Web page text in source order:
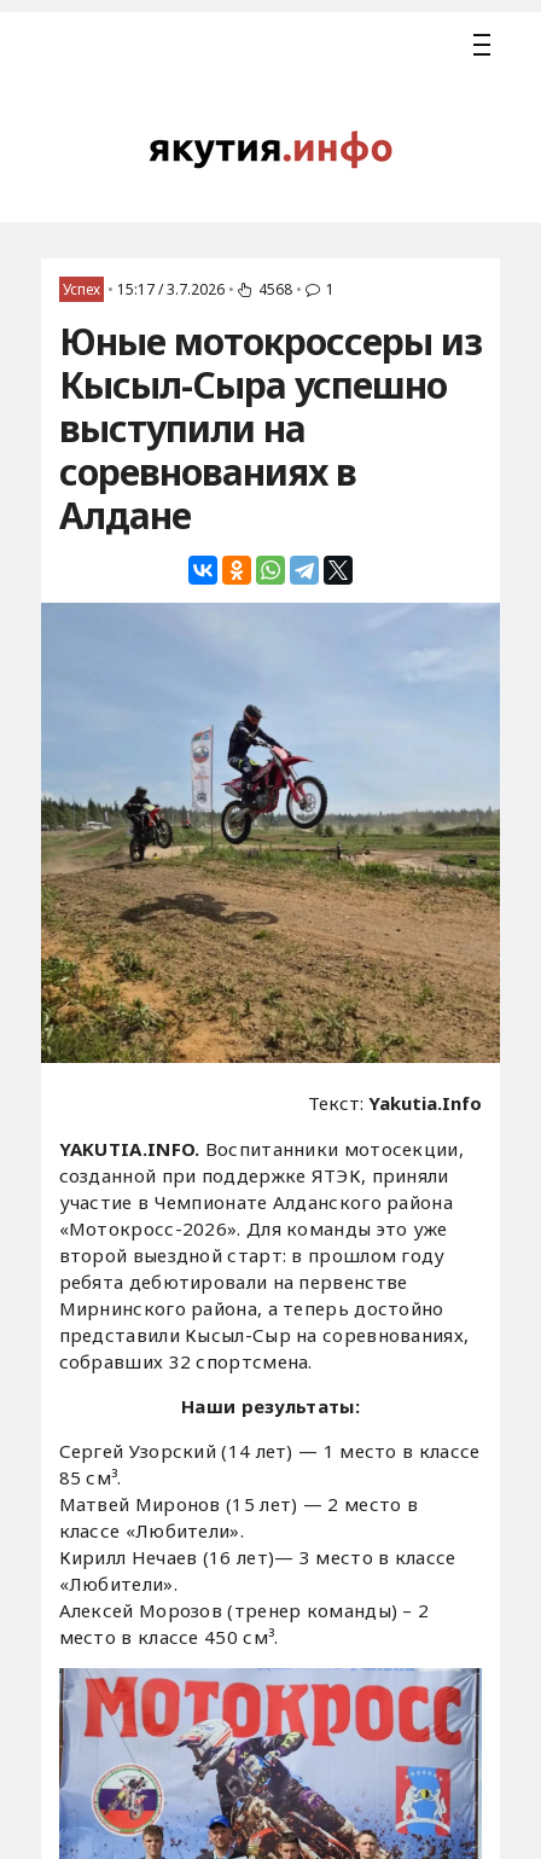
Успех • 15:17 / 3.7.2026 • 4568 • 1
Юные мотокроссеры из
Кысыл-Сыра успешно
выступили на
соревнованиях в
Алдане
Текст:Yakutia.Info
YAKUTIA.INFO. Воспитанники мотосекции,
созданной при поддержке ЯТЭК, приняли
участие в Чемпионате Алданского района
«Мотокросс-2026». Для команды это уже
второй выездной старт: в прошлом году
ребята дебютировали на первенстве
Мирнинского района, а теперь достойно
представили Кысыл-Сыр на соревнованиях,
собравших 32 спортсмена.
Наши результаты:
Сергей Узорский (14 лет) — 1 место в классе
85 см³.
Матвей Миронов (15 лет) — 2 место в
классе «Любители».
Кирилл Нечаев (16 лет)— 3 место в классе
«Любители».
Алексей Морозов (тренер команды) – 2
место в классе 450 см³.